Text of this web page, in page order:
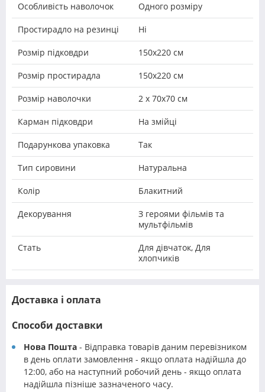
Особливість наволочок Одного розміру
Простирадло на резинці Ні
Розмір підковдри 150х220 см
Розмір простирадла 150х220 см
Розмір наволочки 2 х 70х70 см
Карман підковдри На змійці
Подарункова упаковка Так
Тип сировини Натуральна
Колір Блакитний
Декорування
З героями фільмів та
мультфільмів
Стать
Для дівчаток, Для
хлопчиків
Доставка і оплата
Способи доставки
Нова Пошта - Відправка товарів даним перевізником
в день оплати замовлення - якщо оплата надійшла до
12:00, або на наступний робочий день - якщо оплата
надійшла пізніше зазначеного часу.